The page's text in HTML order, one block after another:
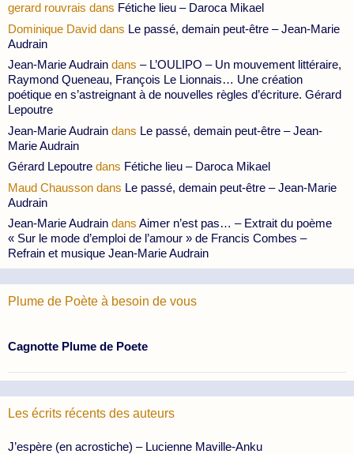
gerard rouvrais dans Fétiche lieu – Daroca Mikael
Dominique David dans Le passé, demain peut-être – Jean-Marie
Audrain
Jean-Marie Audrain dans – L’OULIPO – Un mouvement littéraire,
Raymond Queneau, François Le Lionnais… Une création
poétique en s’astreignant à de nouvelles règles d’écriture. Gérard
Lepoutre
Jean-Marie Audrain dans Le passé, demain peut-être – Jean-
Marie Audrain
Gérard Lepoutre dans Fétiche lieu – Daroca Mikael
Maud Chausson dans Le passé, demain peut-être – Jean-Marie
Audrain
Jean-Marie Audrain dans Aimer n’est pas… – Extrait du poème
« Sur le mode d’emploi de l’amour » de Francis Combes –
Refrain et musique Jean-Marie Audrain
Plume de Poète à besoin de vous
Cagnotte Plume de Poete
Les écrits récents des auteurs
J’espère (en acrostiche) – Lucienne Maville-Anku